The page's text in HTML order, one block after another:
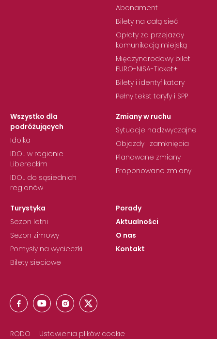
Abonament
Bilety na całą sieć
Opłaty za przejazdy
komunikacją miejską
Międzynarodowy bilet
EURO-NISA-Ticket+
Bilety i identyfikatory
Pełny tekst taryfy i SPP
Wszystko dla
podróżujących
Idolka
IDOL w regionie
Libereckim
IDOL do sąsiednich
regionów
Zmiany w ruchu
Sytuacje nadzwyczajne
Objazdy i zamknięcia
Planowane zmiany
Proponowane zmiany
Turystyka
Sezon letni
Sezon zimowy
Pomysły na wycieczki
Bilety sieciowe
Porady
Aktualności
O nas
Kontakt
RODO Ustawienia plików cookie